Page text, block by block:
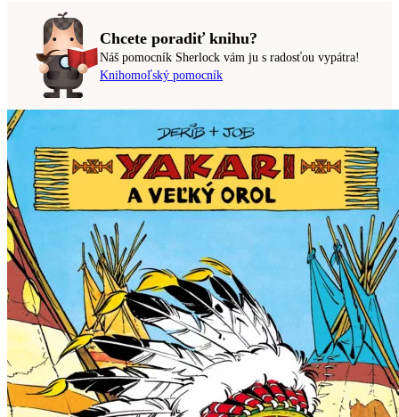
Chcete poradiť knihu?
Náš pomocník Sherlock vám ju s radosťou vypátra!
Knihomoľský pomocník